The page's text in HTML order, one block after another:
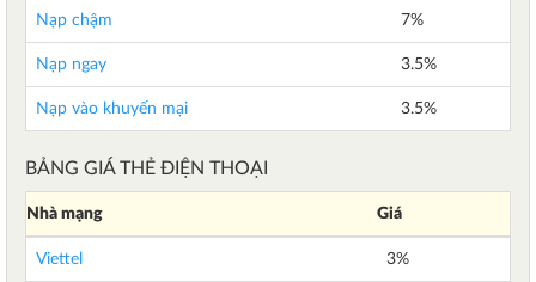
Nạp chậm 7%
Nạp ngay 3.5%
Nạp vào khuyến mại 3.5%
BẢNG GIÁ THẺ ĐIỆN THOẠI
Nhà mạng Giá
Viettel 3%